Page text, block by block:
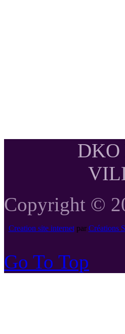
DKO
Copyright ©
Creation site internetpar Créations
Go To Top